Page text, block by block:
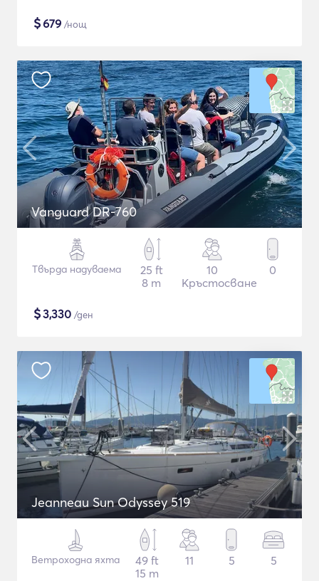
$679 /нощ
Vanguard DR-760
Твърда надуваема
25 ft
8 m
10
Кръстосване
0
$3,330 /ден
Jeanneau Sun Odyssey 519
Ветроходна яхта
49 ft
15 m
11 5 5